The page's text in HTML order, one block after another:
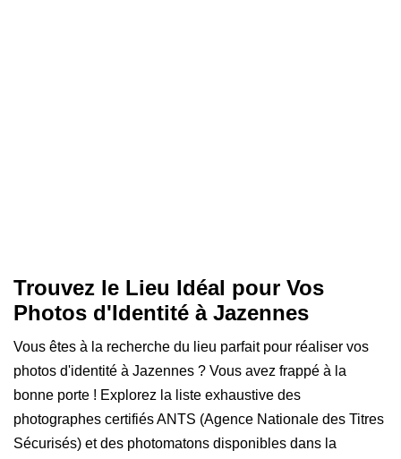
Trouvez le Lieu Idéal pour Vos
Photos d'Identité à Jazennes
Vous êtes à la recherche du lieu parfait pour réaliser vos
photos d'identité à Jazennes ? Vous avez frappé à la
bonne porte ! Explorez la liste exhaustive des
photographes certifiés ANTS (Agence Nationale des Titres
Sécurisés) et des photomatons disponibles dans la